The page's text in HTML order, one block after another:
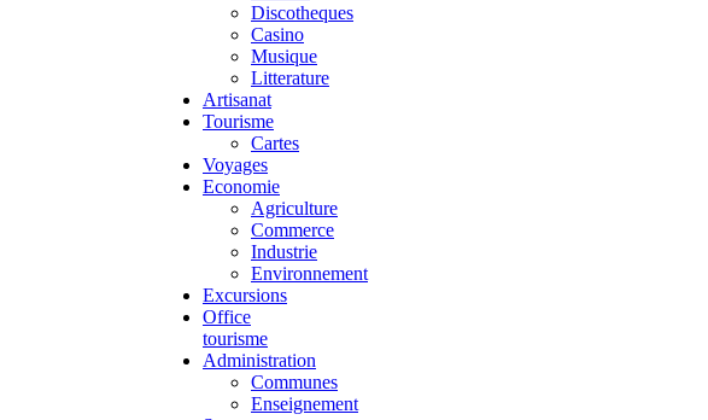
Discotheques
Casino
Musique
Litterature
Artisanat
Tourisme
Cartes
Voyages
Economie
Agriculture
Commerce
Industrie
Environnement
Excursions
Office
tourisme
Administration
Communes
Enseignement